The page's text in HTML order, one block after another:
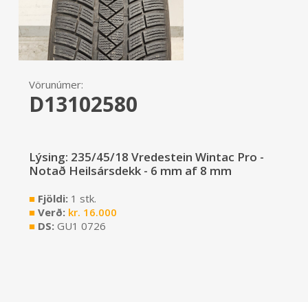
Vörunúmer:
D13102580
Lýsing: 235/45/18 Vredestein Wintac Pro -
Notað Heilsársdekk - 6 mm af 8 mm
■Fjöldi: 1 stk.
■Verð: kr. 16.000
■DS: GU1 0726